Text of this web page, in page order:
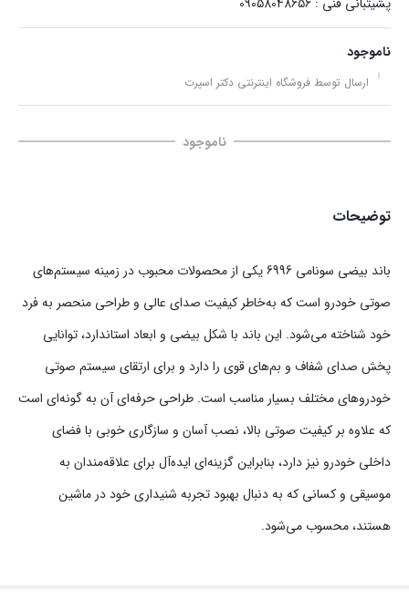
ناموجود
ارسال توسط فروشگاه اینترنتی دکتر اسپرت
ناموجود
توضیحات
باند بیضی سونامی 6996 یکی از محصولات محبوب در زمینه سیستم‌های
صوتی خودرو است که به‌خاطر کیفیت صدای عالی و طراحی منحصر به فرد
خود شناخته می‌شود. این باند با شکل بیضی و ابعاد استاندارد، توانایی
پخش صدای شفاف و بم‌های قوی را دارد و برای ارتقای سیستم صوتی
خودروهای مختلف بسیار مناسب است. طراحی حرفه‌ای آن به گونه‌ای است
که علاوه بر کیفیت صوتی بالا، نصب آسان و سازگاری خوبی با فضای
داخلی خودرو نیز دارد، بنابراین گزینه‌ای ایده‌آل برای علاقه‌مندان به
موسیقی و کسانی که به دنبال بهبود تجربه شنیداری خود در ماشین
هستند، محسوب می‌شود.